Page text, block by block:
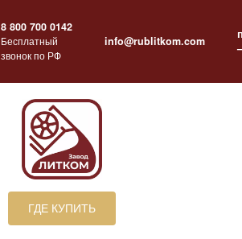
8 800 700 0142
Бесплатный
звонок по РФ
info@rublitkom.com
ГДЕ КУПИТЬ